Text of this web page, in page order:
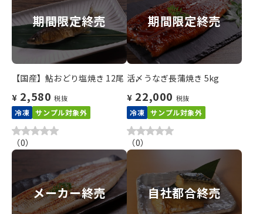
期間限定終売
【国産】鮎おどり塩焼き 12尾
¥ 2,580 税抜
冷凍 サンプル対象外
（0）
期間限定終売
活〆うなぎ長蒲焼き 5kg
¥ 22,000 税抜
冷凍 サンプル対象外
（0）
メーカー終売 自社都合終売